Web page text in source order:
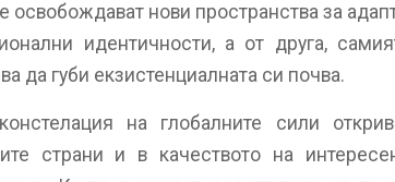
освобождават нови пространства за
идентичности, а от друга,
да губи екзистенциалната си почва.
на глобалните сили
страни и в качеството на